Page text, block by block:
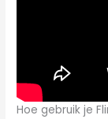
Hoe gebruik je